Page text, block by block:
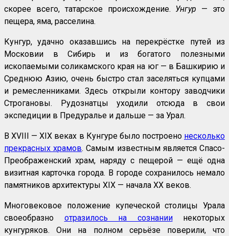
скорее всего, татарское происхождение. Унгур — это
пещера, яма, расселина.
Кунгур, удачно оказавшись на перекрёстке путей из
Московии в Сибирь и из богатого полезными
ископаемыми соликамского края на юг — в Башкирию и
Среднюю Азию, очень быстро стал заселяться купцами
и ремесленниками. Здесь открыли контору заводчики
Строгановы. Рудознатцы уходили отсюда в свои
экспедиции в Предуралье и дальше — за Урал.
В XVIII — XIX веках в Кунгуре было построено несколько
прекрасных храмов. Самым известным является Спасо-
Преображенский храм, наряду с пещерой — ещё одна
визитная карточка города. В городе сохранилось немало
памятников архитектуры XIX — начала XX веков.
Многовековое положение купеческой столицы Урала
своеобразно отразилось на сознаниинекоторых
кунгуряков. Они на полном серьёзе поверили, что